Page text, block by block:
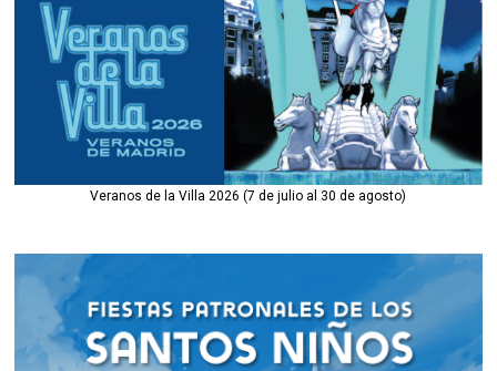
Veranos de la Villa 2026 (7 de julio al 30 de agosto)